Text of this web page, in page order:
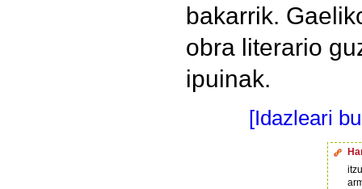
bakarrik.
obra literario
ipuinak.
[Idazleari